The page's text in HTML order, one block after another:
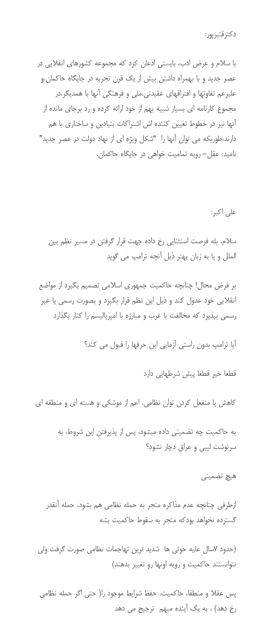
دکترقنبرپور:
با سلام و عرض ادب، بایستی اذعان کرد که مجموعه کشورهای انقلابی در
عصر جدید و با بهمراه داشتن بیش از یک قرن تجربه در جایگاه حاکمان،و
علیرغم تفاوتها و افتراقهای عقیدتی،ملی و فرهنگی آنها با همدیگر،در
مجموع کارنامه ای بسیار شبیه بهم از خود ارائه کرده و رد برجای مانده از
آنها نیز در خطوط تعیین کننده اش اشتراکات بنیادین و ساختاری با هم
دارند،طوریکه می توان آنها را “شکل ویژه ای از نهاد دولت در عصر جدید”
نامید: عقل- رویه تمامیت خواهی در جایگاه حاکمان.
علی اکبر:
سلام. بله فرصت استثنایی رخ داده جهت قرار گرفتن در مسیر نظم بین
الملل و یا به زبان بهتر ذیل آنچه ترامپ می گوید
بر فرض محال! چنانچه حاکمیت جمهوری اسلامی تصمیم بگیرد از مواضع
انقلابی خود عدول کند و ذیل این نظم قرار بگیرد و بصورت رسمی یا غیر
رسمی بپذیرد که مخالفت با غرب و مبارزه با امپریالیسم را کنار بگذارد
آیا ترامپ بدون راستی آزمایی این حرفها را قبول می کند؟
قطعا خیر قطعا پیش شرطهایی دارد
کاهش یا منفعل کردن توان نظامی، اعم از موشکی و هسته ای و منطقه ای
به حاکمیت چه تضمینی داده میشود، پس از پذیرفتن این شروط، به
سرنوشت لیبی و عراق دچار نشود؟
هیچ تضمینی
ازطرفی چنانچه عدم مذاکره منجر به حمله نظامی هم بشود، حمله آنقدر
گسترده نخواهد بودکه منجر به سقوط حاکمیت بشه
(حدود 7سال علیه حوثی ها شدید ترین تهاجمات نظامی صورت گرفت ولی
نتوانستند حاکمیت و رویه اونها رو تغییر بدهند)
پس عقلا و منطقا، حاکمیت، حفظ شرایط موجود را( حتی اگر حمله نظامی
رخ دهد) ، به یک آینده مبهم ترجیح می دهد